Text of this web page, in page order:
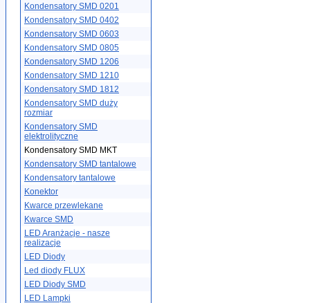
Kondensatory SMD 0201
Kondensatory SMD 0402
Kondensatory SMD 0603
Kondensatory SMD 0805
Kondensatory SMD 1206
Kondensatory SMD 1210
Kondensatory SMD 1812
Kondensatory SMD duży
rozmiar
Kondensatory SMD
elektrolityczne
Kondensatory SMD MKT
Kondensatory SMD tantalowe
Kondensatory tantalowe
Konektor
Kwarce przewlekane
Kwarce SMD
LED Aranżacje - nasze
realizacje
LED Diody
Led diody FLUX
LED Diody SMD
LED Lampki